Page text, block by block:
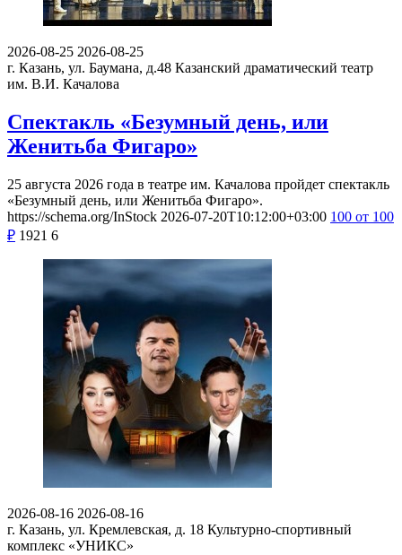
2026-08-25 2026-08-25
г. Казань, ул. Баумана, д.48 Казанский драматический театр
им. В.И. Качалова
Спектакль «Безумный день, или
Женитьба Фигаро»
25 августа 2026 года в театре им. Качалова пройдет спектакль
«Безумный день, или Женитьба Фигаро».
https://schema.org/InStock 2026-07-20T10:12:00+03:00 100 от 100
₽ 1921 6
2026-08-16 2026-08-16
г. Казань, ул. Кремлевская, д. 18 Культурно-спортивный
комплекс «УНИКС»